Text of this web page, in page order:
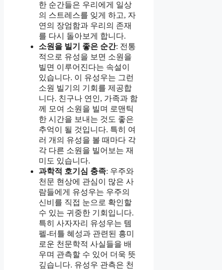
한 순간들은 우리에게 일상
의 스트레스를 잊게 하고, 자
연의 장엄함과 우리의 존재
를 다시 돌아보게 합니다.
소원을 빌기 좋은 순간: 전통
적으로 유성을 보면 소원을
빌면 이루어진다는 속설이
있습니다. 이 유성우는 그런
소원 빌기의 기회를 제공합
니다. 친구나 연인, 가족과 함
께 모여 소원을 빌며 로맨틱
한 시간을 보내는 것도 좋은
추억이 될 것입니다. 특히 여
러 개의 유성을 볼 때마다 각
각 다른 소원을 빌어보는 재
미도 있습니다.
과학적 호기심 충족: 우주와
천문 현상에 관심이 많은 사
람들에게 유성우는 우주의
신비를 직접 눈으로 확인할
수 있는 귀중한 기회입니다.
특히 사자자리 유성우는 템
펠-터틀 혜성과 관련된 흥미
로운 천문학적 사실들을 배
우며 관측할 수 있어 더욱 뜻
깊습니다. 유성우 관측은 천